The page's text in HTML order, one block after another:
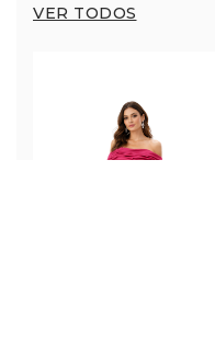
VER TODOS